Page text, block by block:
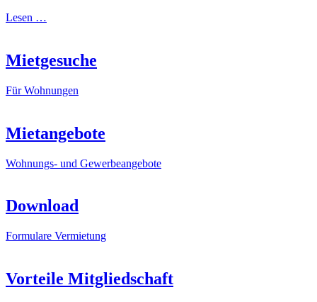
Lesen …
Mietgesuche
Für Wohnungen
Mietangebote
Wohnungs- und Gewerbeangebote
Download
Formulare Vermietung
Vorteile Mitgliedschaft